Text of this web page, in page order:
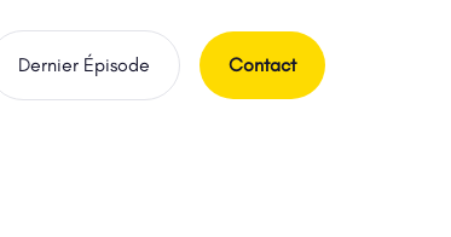
Dernier Épisode Contact